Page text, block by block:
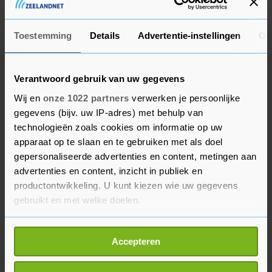
Toestemming Details Advertentie-instellingen
Verantwoord gebruik van uw gegevens
Wij en onze 1022 partners verwerken je persoonlijke
gegevens (bijv. uw IP-adres) met behulp van
technologieën zoals cookies om informatie op uw
apparaat op te slaan en te gebruiken met als doel
gepersonaliseerde advertenties en content, metingen aan
advertenties en content, inzicht in publiek en
productontwikkeling. U kunt kiezen wie uw gegevens
gebruikt en met welke doelen.
Als u het toestaat, willen we ook graag:
Informatie verzamelen over uw geografische
locatie, die tot een paar meter nauwkeurig kan zijn
Accepteren
Teleurgesteld
De 26-jarige Fransman was zeer teleurgesteld
toen hij over de blunder werd bijgepraat. "Maar
hij is ook realistisch", vertelde Ten Hag. "Hij weet
ook dat dit niet met opzet zo is gedaan." De
teammanager van Ajax wordt normaal
gesproken belast met de doorgave van de lijst
aan de UEFA. "Maar uiteindelijk zijn Marc
Overmars en ik verantwoordelijk", zei Ten Hag.
Bij PSV zullen ze weten hoe ze zich bij Ajax
voelen. De club uit Eindhoven blunderde in het
verleden door Ruud van Nistelrooij, Eric Addo en
John de Jong niet aan te melden bij de UEFA. PSV